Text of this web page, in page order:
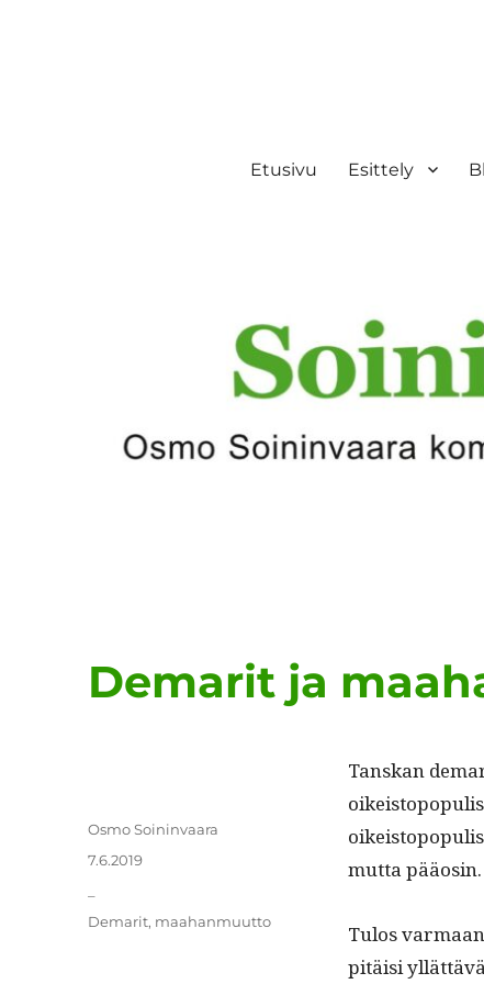
Etusivu Esittely
Demarit ja
Tan­skan
mut­ta pääosin.
Tulos
pitäisi
Kirjoittaja
Osmo Soininvaara
Julkaistu
7.6.2019
Avainsanat
Demarit, maahanmuutto